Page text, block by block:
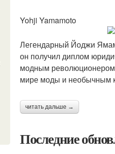
Yohji Yamamoto
Легендарный Йоджи
он получил диплом
модным
мире моды и необычным
читать дальше →
Последние